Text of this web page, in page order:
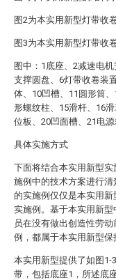
图2为本实用新型灯带收
图3为本实用新型灯带收
图中：1底座、2减速电
支撑圆盘、6灯带收卷装
体、10凹槽、11圆形筒
形螺纹柱、15滑杆、16
位板、20凹面槽、21电
具体实施方式
下面将结合本实用新型
施例中的技术方案进行
的实施例仅仅是本实用
实施例。基于本实用新
员在没有做出创造性劳
例，都属于本实用新型保
本实用新型提供了如图1-
带，包括底座1，所述底